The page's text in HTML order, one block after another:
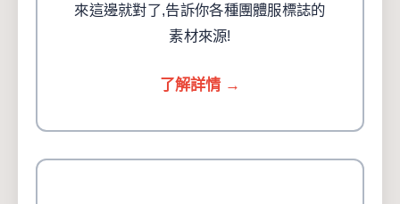
來這邊就對了,告訴你各種團體服標誌的
素材來源!
了解詳情 →